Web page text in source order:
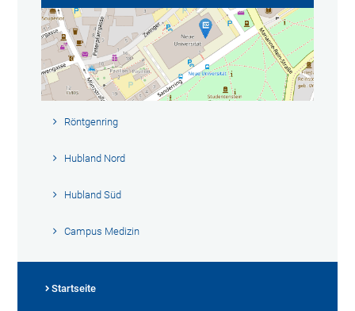
Röntgenring
Hubland Nord
Hubland Süd
Campus Medizin
Startseite